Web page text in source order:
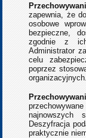
zapewnia, że
osobowe
bezpieczne,
zgodnie z
Administrator
celu
poprzez
organizacyjnych.
najnowszych
Deszyfracja
praktycznie